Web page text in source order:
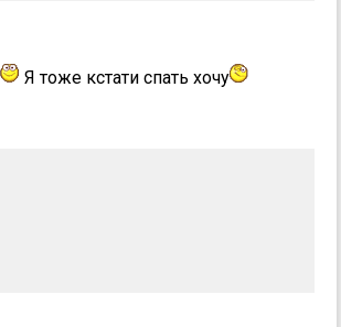
Я тоже кстати спать хочу